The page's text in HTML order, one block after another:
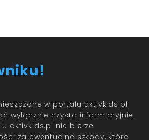
w portalu aktivkids.pl
wyłącznie czysto informacyjnie.
aktivkids.pl nie bierze
za ewentualne szkody, które